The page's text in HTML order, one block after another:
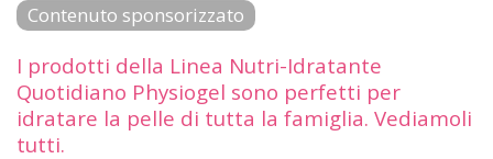
Contenuto sponsorizzato
I prodotti della Linea Nutri-Idratante
Quotidiano Physiogel sono perfetti per
idratare la pelle di tutta la famiglia. Vediamoli
tutti.